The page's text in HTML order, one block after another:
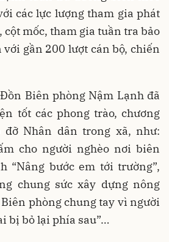
các lực lượng tham gia phát
mốc, tham gia tuần tra bảo
gần 200 lượt cán bộ, chiến
Biên phòng Nậm Lạnh đã
tốt các phong trào, chương
Nhân dân trong xã, như:
cho người nghèo nơi biên
“Nâng bước em tới trường”,
chung sức xây dựng nông
phòng chung tay vì người
bị bỏ lại phía sau”…